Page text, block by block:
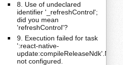
8. Use of undeclared
identifier '_refreshControl';
did you mean
'refreshControl'?
9. Execution failed for task
':react-native-
update:compileReleaseNdk'.NDK
not configured.